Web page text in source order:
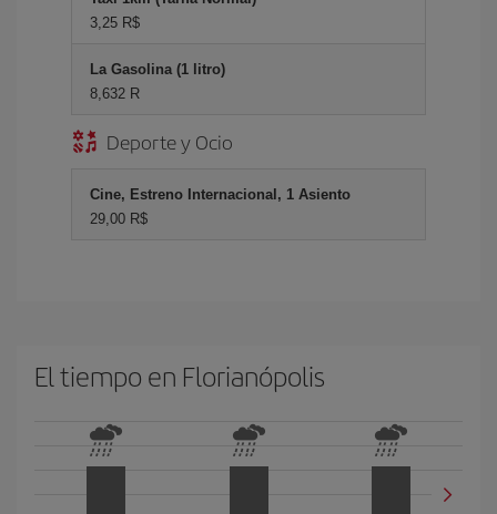
3,25 R$
La Gasolina (1 litro)
8,632 R
Deporte y Ocio
Cine, Estreno Internacional, 1 Asiento
29,00 R$
El tiempo en Florianópolis